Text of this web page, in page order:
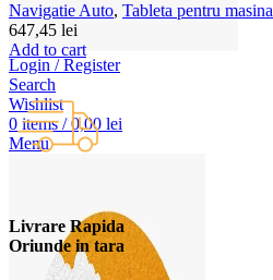
Login / Register
Search
Wishlist
0 items / 0,00 lei
Menu
Navigatie Auto, Tableta pentru masina
647,45 lei
Add to cart
Livrare Rapida
Oriunde in tara